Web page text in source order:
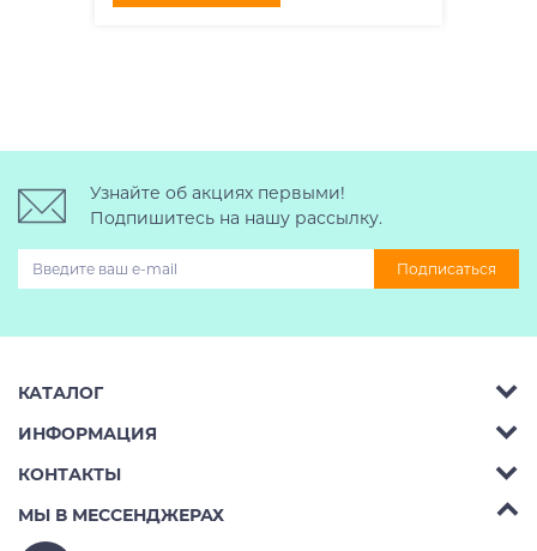
Узнайте об акциях первыми!
Подпишитесь на нашу рассылку.
Подписаться
КАТАЛОГ
Багажник на крышу авто
Автобоксы
Крепления велосипедов на авто
ИНФОРМАЦИЯ
Аренда
Ремонт
КОНТАКТЫ
Телефон: 8 (495) 2367486
Бесплатно РФ:
МЫ В МЕССЕНДЖЕРАХ